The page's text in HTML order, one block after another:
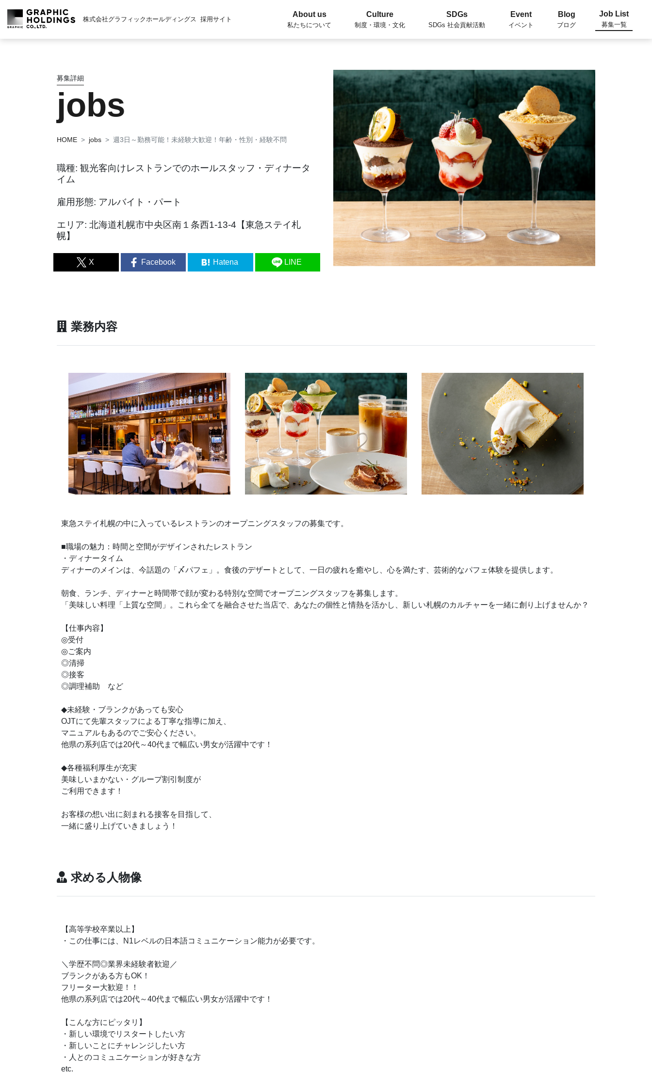
株式会社グラフィックホールディングス 採用サイト
About us
私たちについて
Culture
制度・環境・文化
SDGs
SDGs 社会貢献活動
Event
イベント
Blog
ブログ
Job List
募集一覧
募集詳細
jobs
HOME jobs 週3日～勤務可能！未経験大歓迎！年齢・性別・経験不問
職種: 観光客向けレストランでのホールスタッフ・ディナータ
イム
雇用形態: アルバイト・パート
エリア: 北海道札幌市中央区南１条西1-13-4【東急ステイ札
幌】
X Facebook Hatena LINE
業務内容
東急ステイ札幌の中に入っているレストランのオープニングスタッフの募集です。
■職場の魅力：時間と空間がデザインされたレストラン
・ディナータイム
ディナーのメインは、今話題の「〆パフェ」。食後のデザートとして、一日の疲れを癒やし、心を満たす、芸術的なパフェ体験を提供します。
朝食、ランチ、ディナーと時間帯で顔が変わる特別な空間でオープニングスタッフを募集します。
「美味しい料理「上質な空間」。これら全てを融合させた当店で、あなたの個性と情熱を活かし、新しい札幌のカルチャーを一緒に創り上げませんか？
【仕事内容】
◎受付
◎ご案内
◎清掃
◎接客
◎調理補助 など
◆未経験・ブランクがあっても安心
OJTにて先輩スタッフによる丁寧な指導に加え、
マニュアルもあるのでご安心ください。
他県の系列店では20代～40代まで幅広い男女が活躍中です！
◆各種福利厚生が充実
美味しいまかない・グループ割引制度が
ご利用できます！
お客様の想い出に刻まれる接客を目指して、
一緒に盛り上げていきましょう！
求める人物像
【高等学校卒業以上】
・この仕事には、N1レベルの日本語コミュニケーション能力が必要です。
＼学歴不問◎業界未経験者歓迎／
ブランクがある方もOK！
フリーター大歓迎！！
他県の系列店では20代～40代まで幅広い男女が活躍中です！
【こんな方にピッタリ】
・新しい環境でリスタートしたい方
・新しいことにチャレンジしたい方
・人とのコミュニケーションが好きな方
etc.